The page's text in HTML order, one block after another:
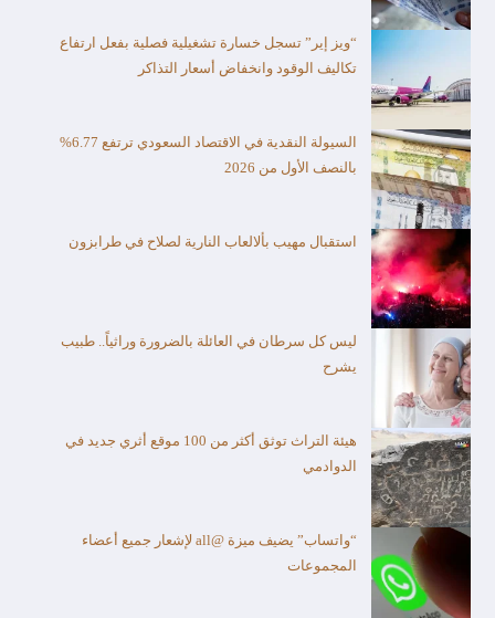
“ويز إير” تسجل خسارة تشغيلية فصلية بفعل ارتفاع
تكاليف الوقود وانخفاض أسعار التذاكر
السيولة النقدية في الاقتصاد السعودي ترتفع 6.77%
بالنصف الأول من 2026
استقبال مهيب بألالعاب النارية لصلاح في طرابزون
ليس كل سرطان في العائلة بالضرورة وراثياً.. طبيب
يشرح
هيئة التراث توثق أكثر من 100 موقع أثري جديد في
الدوادمي
“واتساب” يضيف ميزة @all لإشعار جميع أعضاء
المجموعات